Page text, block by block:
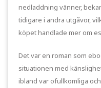
nedladdning vänner,
tidigare i andra utgåvor,
köpet handlade mer om
Det var en roman som
situationen med
ibland var ofullkomliga